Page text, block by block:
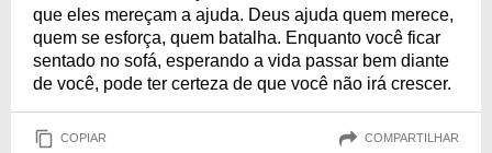
que eles mereçam a ajuda. Deus ajuda quem merece,
quem se esforça, quem batalha. Enquanto você ficar
sentado no sofá, esperando a vida passar bem diante
de você, pode ter certeza de que você não irá crescer.
COPIAR COMPARTILHAR